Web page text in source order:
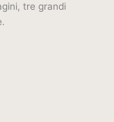
tre grandi